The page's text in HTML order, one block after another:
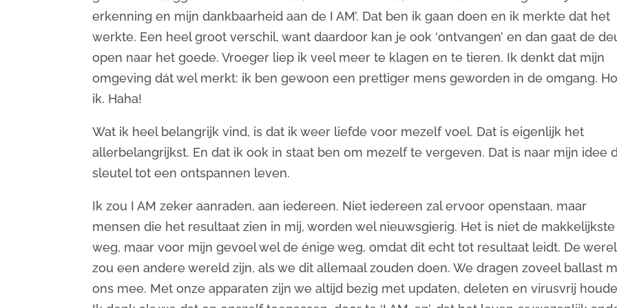
erkenning en mijn dankbaarheid aan de I AM’. Dat ben ik gaan doen en ik merkte dat het
werkte. Een heel groot verschil, want daardoor kan je ook ‘ontvangen’ en dan gaat de
open naar het goede. Vroeger liep ik veel meer te klagen en te tieren. Ik denkt dat mijn
omgeving dát wel merkt: ik ben gewoon een prettiger mens geworden in de omgang.
ik. Haha!
Wat ik heel belangrijk vind, is dat ik weer liefde voor mezelf voel. Dat is eigenlijk het
allerbelangrijkst. En dat ik ook in staat ben om mezelf te vergeven. Dat is naar mijn idee
sleutel tot een ontspannen leven.
Ik zou I AM zeker aanraden, aan iedereen. Niet iedereen zal ervoor openstaan, maar
mensen die het resultaat zien in mij, worden wel nieuwsgierig. Het is niet de makkelijkste
weg, maar voor mijn gevoel wel de énige weg, omdat dit echt tot resultaat leidt. De
zou een andere wereld zijn, als we dit allemaal zouden doen. We dragen zoveel ballast
ons mee. Met onze apparaten zijn we altijd bezig met updaten, deleten en virusvrij